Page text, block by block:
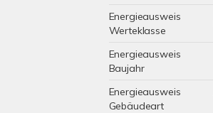
Energieausweis
Werteklasse
Energieausweis
Baujahr
Energieausweis
Gebäudeart